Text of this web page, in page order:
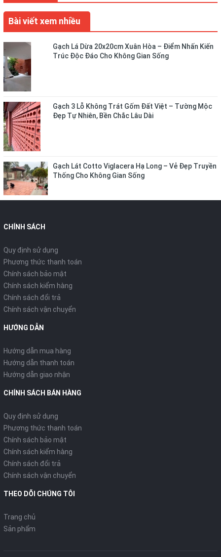
Bài viết xem nhiều
Gạch Lá Dừa 20x20cm Xuân Hòa – Điểm Nhấn Kiến
Trúc Độc Đáo Cho Không Gian Sống
Gạch 3 Lỗ Không Trát Gốm Đất Việt – Tường Mộc
Đẹp Tự Nhiên, Bền Chắc Lâu Dài
Gạch Lát Cotto Viglacera Hạ Long – Vẻ Đẹp Truyền
Thống Cho Không Gian Sống
CHÍNH SÁCH
Quy định sử dụng
Phương thức thanh toán
Chính sách bảo mật
Chính sách kiểm hàng
Chính sách đổi trả
Chính sách vận chuyển
HƯỚNG DẪN
Hướng dẫn mua hàng
Hướng dẫn thanh toán
Hướng dẫn giao nhận
CHÍNH SÁCH BÁN HÀNG
Quy định sử dụng
Phương thức thanh toán
Chính sách bảo mật
Chính sách kiểm hàng
Chính sách đổi trả
Chính sách vận chuyển
THEO DÕI CHÚNG TÔI
Trang chủ
Sản phẩm